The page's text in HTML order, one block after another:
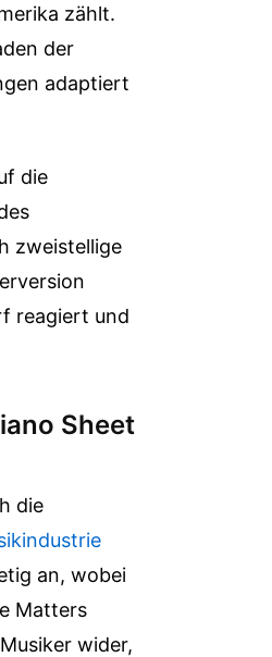
zählt.
der
adaptiert
die
zweistellige
reagiert und
Sheet
die
an, wobei
Matters
wider,